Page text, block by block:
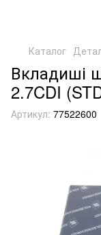
Каталог
Вкладиші
2.7CDI
Артикул: 77522600